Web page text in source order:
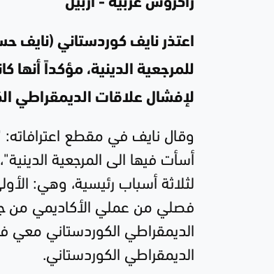
اعتذر نايف كوردستاني (نايف
للمرجعية الدينية، مؤكداً
لإفشال علاقات الديمقراطي
أسأت فيها الى المرجعية
فصلي من عملي الأكاديمي من
الديمقراطي الكوردستاني
الديمقراطي الكوردستاني.